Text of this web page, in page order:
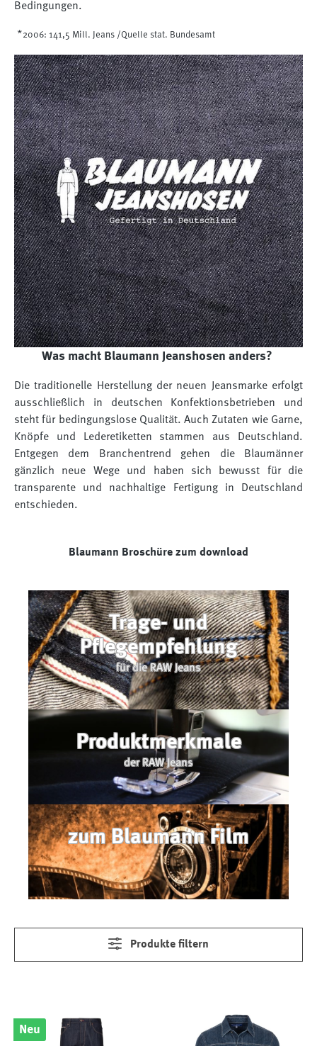
Bedingungen.
*2006: 141,5 Mill. Jeans /Quelle stat. Bundesamt
Was macht Blaumann Jeanshosen anders?
Die traditionelle Herstellung der neuen Jeansmarke erfolgt
ausschließlich in deutschen Konfektionsbetrieben und
steht für bedingungslose Qualität. Auch Zutaten wie Garne,
Knöpfe und Lederetiketten stammen aus Deutschland.
Entgegen dem Branchentrend gehen die Blaumänner
gänzlich neue Wege und haben sich bewusst für die
transparente und nachhaltige Fertigung in Deutschland
entschieden.
Blaumann Broschüre zum download
Trage- und
Pflegempfehlung
für die RAW Jeans
Produktmerkmale
der RAW Jeans
zum Blaumann Film
Produkte filtern
Neu